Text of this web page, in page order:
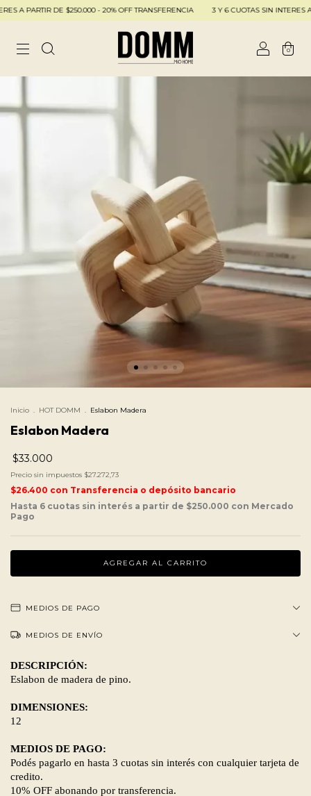
A PARTIR DE $250.000 - 20% OFF TRANSFERENCIA 3 Y 6 CUOTAS SIN INTERES A
0
Inicio . HOT DOMM . Eslabon Madera
Eslabon Madera
$33.000
Precio sin impuestos $27.272,73
$26.400 con Transferencia o depósito bancario
MEDIOS DE PAGO
MEDIOS DE ENVÍO
DESCRIPCIÓN:
Eslabon de madera de pino.
DIMENSIONES:
12
MEDIOS DE PAGO:
Podés pagarlo en hasta 3 cuotas sin interés con cualquier tarjeta de
credito.
10% OFF abonando por transferencia.